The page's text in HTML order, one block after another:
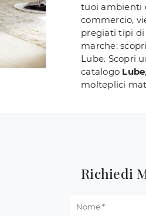
tuoi ambienti
commercio,
pregiati tipi di
marche:
Lube. Scopri
catalogo Lube
molteplici
Richiedi